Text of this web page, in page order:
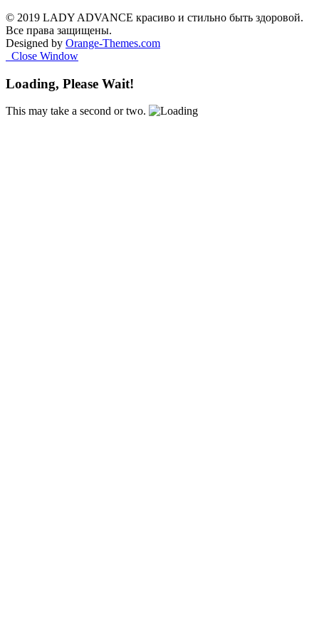
© 2019 LADY ADVANCE красиво и стильно быть здоровой.
Все права защищены.
Designed by Orange-Themes.com
Close Window
Loading, Please Wait!
This may take a second or two.